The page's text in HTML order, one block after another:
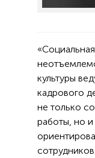
культуры
кадрового
не только
работы, но и